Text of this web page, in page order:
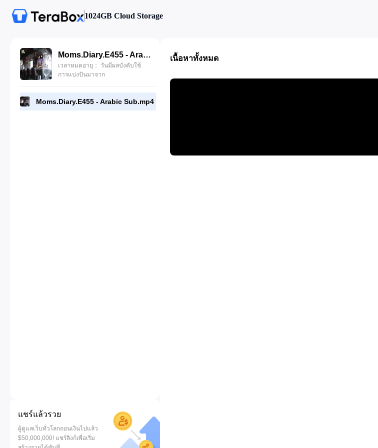
1024GB Cloud Storage
Moms.Diary.E455 - Arabic Sub.mp4
เวลาหมดอายุ： วันมีผลบังคับใช้
การแบ่งปันมาจาก
Moms.Diary.E455 - Arabic Sub.mp4
แชร์แล้วรวย
ผู้ดูแลเว็บทั่วโลกถอนเงินไปแล้ว
$50,000,000! แชร์ลิงก์เพื่อเริ่ม
เนื้อหาทั้งหมด